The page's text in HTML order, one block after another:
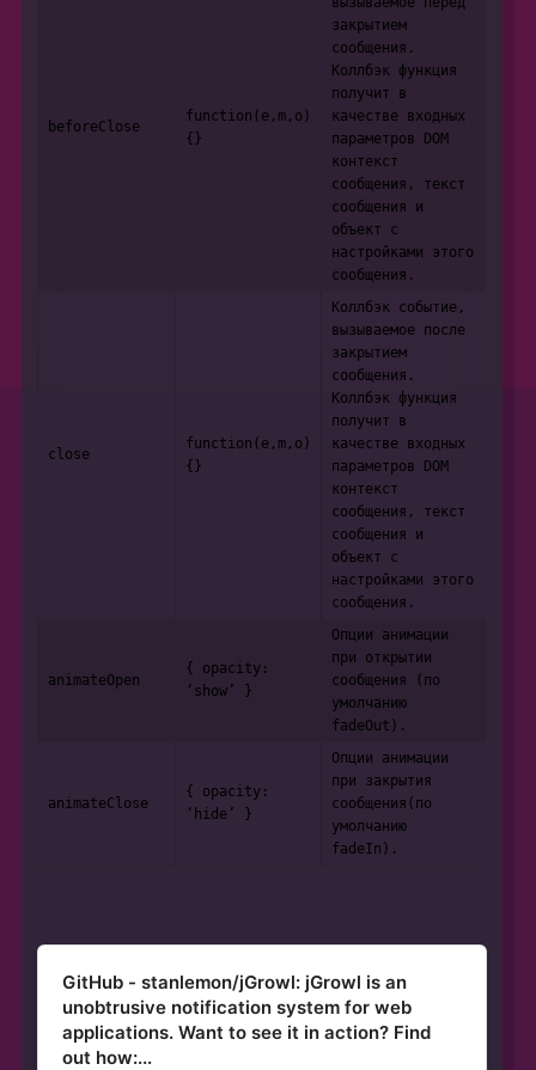
beforeClose
function(e,m,o)
{}
закрытием
сообщения.
Коллбэк функция
получит в
качестве входных
параметров DOM
контекст
сообщения, текст
сообщения и
объект с
настройками этого
сообщения.
close
function(e,m,o)
{}
Коллбэк событие,
вызываемое после
закрытием
сообщения.
Коллбэк функция
получит в
качестве входных
параметров DOM
контекст
сообщения, текст
сообщения и
объект с
настройками этого
сообщения.
animateOpen
{ opacity:
‘show’ }
Опции анимации
при открытии
сообщения (по
умолчанию
fadeOut).
animateClose
{ opacity:
‘hide’ }
Опции анимации
при закрытия
сообщения(по
умолчанию
fadeIn).
GitHub - stanlemon/jGrowl: jGrowl is an
unobtrusive notification system for web
applications. Want to see it in action? Find
out how:...